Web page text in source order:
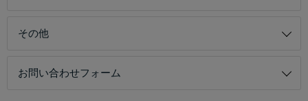
その他
お問い合わせフォーム